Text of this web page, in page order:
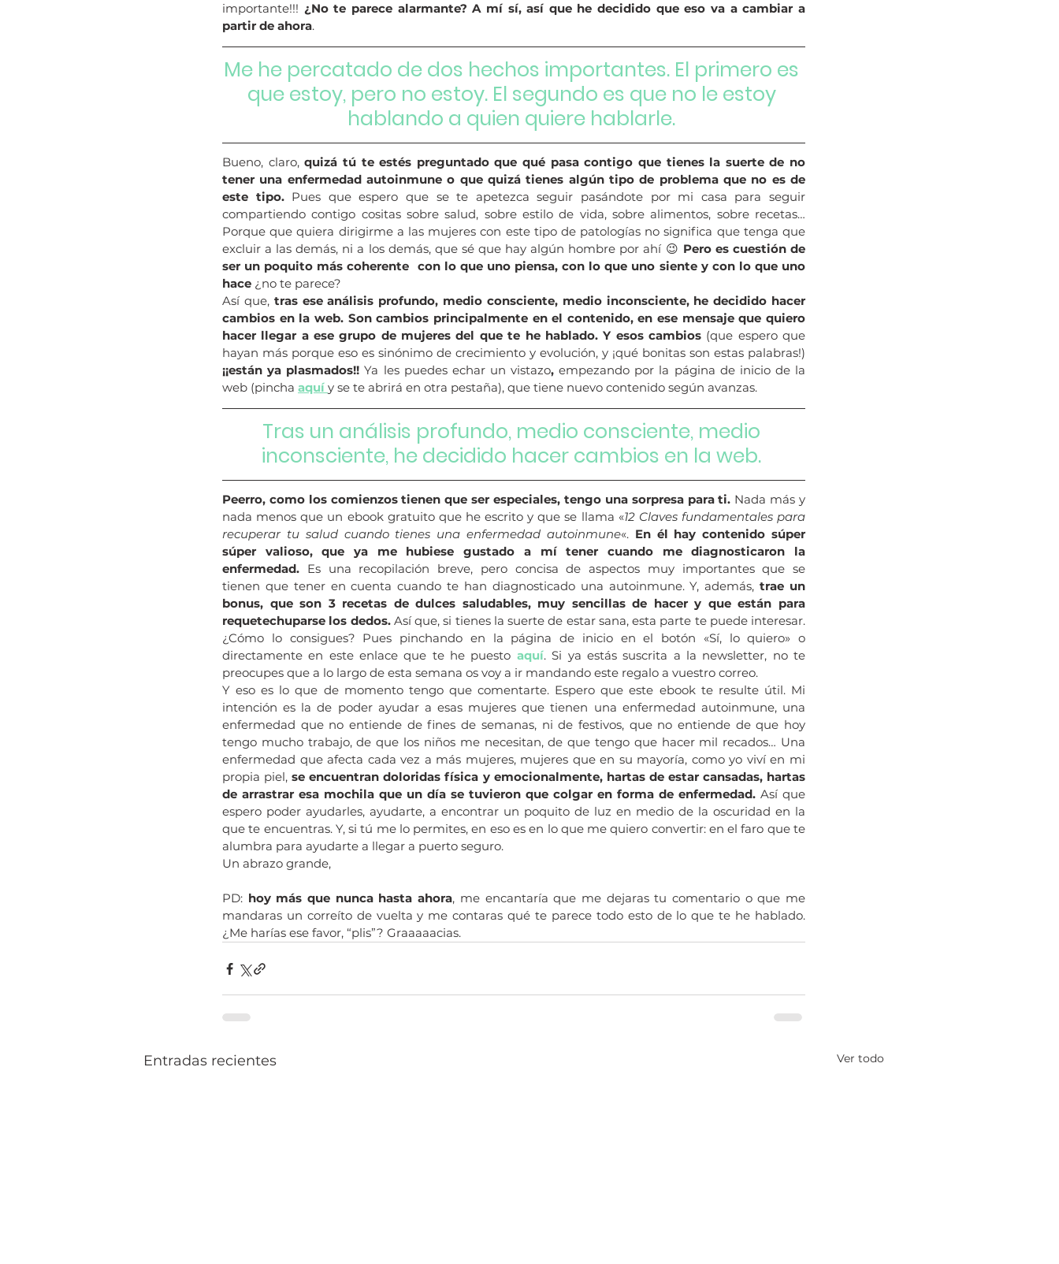
importante!!! ¿No te parece alarmante? A mí sí, así que he decidido que eso va a cambiar a
partir de ahora.
Me he percatado de dos hechos importantes. El primero es
que estoy, pero no estoy. El segundo es que no le estoy
hablando a quien quiere hablarle.
Bueno, claro, quizá tú te estés preguntado que qué pasa contigo que tienes la suerte de no
tener una enfermedad autoinmune o que quizá tienes algún tipo de problema que no es de
este tipo. Pues que espero que se te apetezca seguir pasándote por mi casa para seguir
compartiendo contigo cositas sobre salud, sobre estilo de vida, sobre alimentos, sobre recetas…
Porque que quiera dirigirme a las mujeres con este tipo de patologías no significa que tenga que
excluir a las demás, ni a los demás, que sé que hay algún hombre por ahí 😉 Pero es cuestión de
ser un poquito más coherente  con lo que uno piensa, con lo que uno siente y con lo que uno
hace ¿no te parece?
Así que, tras ese análisis profundo, medio consciente, medio inconsciente, he decidido hacer
cambios en la web. Son cambios principalmente en el contenido, en ese mensaje que quiero
hacer llegar a ese grupo de mujeres del que te he hablado. Y esos cambios (que espero que
hayan más porque eso es sinónimo de crecimiento y evolución, y ¡qué bonitas son estas palabras!)
¡¡están ya plasmados!! Ya les puedes echar un vistazo, empezando por la página de inicio de la
web (pincha aquí y se te abrirá en otra pestaña), que tiene nuevo contenido según avanzas.
Tras un análisis profundo, medio consciente, medio
inconsciente, he decidido hacer cambios en la web.
Peerro, como los comienzos tienen que ser especiales, tengo una sorpresa para ti. Nada más y
nada menos que un ebook gratuito que he escrito y que se llama «12 Claves fundamentales para
recuperar tu salud cuando tienes una enfermedad autoinmune«. En él hay contenido súper
súper valioso, que ya me hubiese gustado a mí tener cuando me diagnosticaron la
enfermedad. Es una recopilación breve, pero concisa de aspectos muy importantes que se
tienen que tener en cuenta cuando te han diagnosticado una autoinmune. Y, además, trae un
bonus, que son 3 recetas de dulces saludables, muy sencillas de hacer y que están para
requetechuparse los dedos. Así que, si tienes la suerte de estar sana, esta parte te puede interesar.
¿Cómo lo consigues? Pues pinchando en la página de inicio en el botón «Sí, lo quiero» o
directamente en este enlace que te he puesto aquí. Si ya estás suscrita a la newsletter, no te
preocupes que a lo largo de esta semana os voy a ir mandando este regalo a vuestro correo.
Y eso es lo que de momento tengo que comentarte. Espero que este ebook te resulte útil. Mi
intención es la de poder ayudar a esas mujeres que tienen una enfermedad autoinmune, una
enfermedad que no entiende de fines de semanas, ni de festivos, que no entiende de que hoy
tengo mucho trabajo, de que los niños me necesitan, de que tengo que hacer mil recados… Una
enfermedad que afecta cada vez a más mujeres, mujeres que en su mayoría, como yo viví en mi
propia piel, se encuentran doloridas física y emocionalmente, hartas de estar cansadas, hartas
de arrastrar esa mochila que un día se tuvieron que colgar en forma de enfermedad. Así que
espero poder ayudarles, ayudarte, a encontrar un poquito de luz en medio de la oscuridad en la
que te encuentras. Y, si tú me lo permites, en eso es en lo que me quiero convertir: en el faro que te
alumbra para ayudarte a llegar a puerto seguro.
Un abrazo grande,
PD: hoy más que nunca hasta ahora, me encantaría que me dejaras tu comentario o que me
mandaras un correíto de vuelta y me contaras qué te parece todo esto de lo que te he hablado.
¿Me harías ese favor, “plis”? Graaaaacias.
Entradas recientes Ver todo